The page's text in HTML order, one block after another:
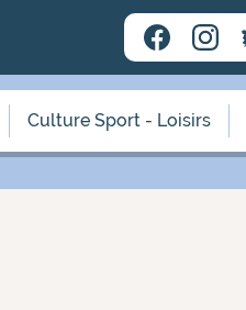
Culture Sport - Loisirs